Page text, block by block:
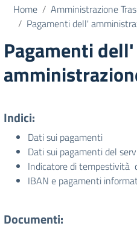
Home
Amministrazione
Pagamenti dell'
Pagamenti dell'
Indici:
Dati sui pagamenti
Dati sui pagamenti del
Indicatore di tempestività
IBAN e pagamenti
Documenti: